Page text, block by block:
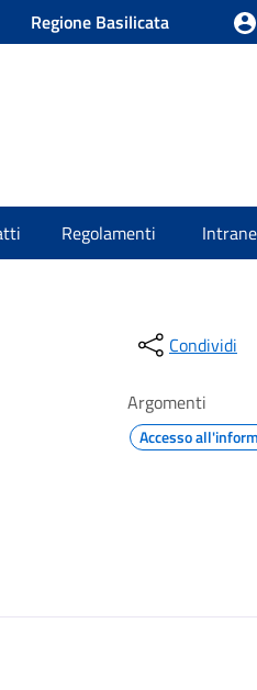
Regione Basilicata
Regolamenti
Condividi
Argomenti
Accesso